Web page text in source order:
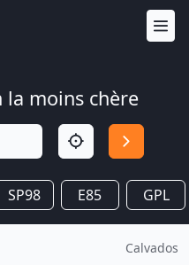
la moins chère
SP98 E85 GPL
Calvados